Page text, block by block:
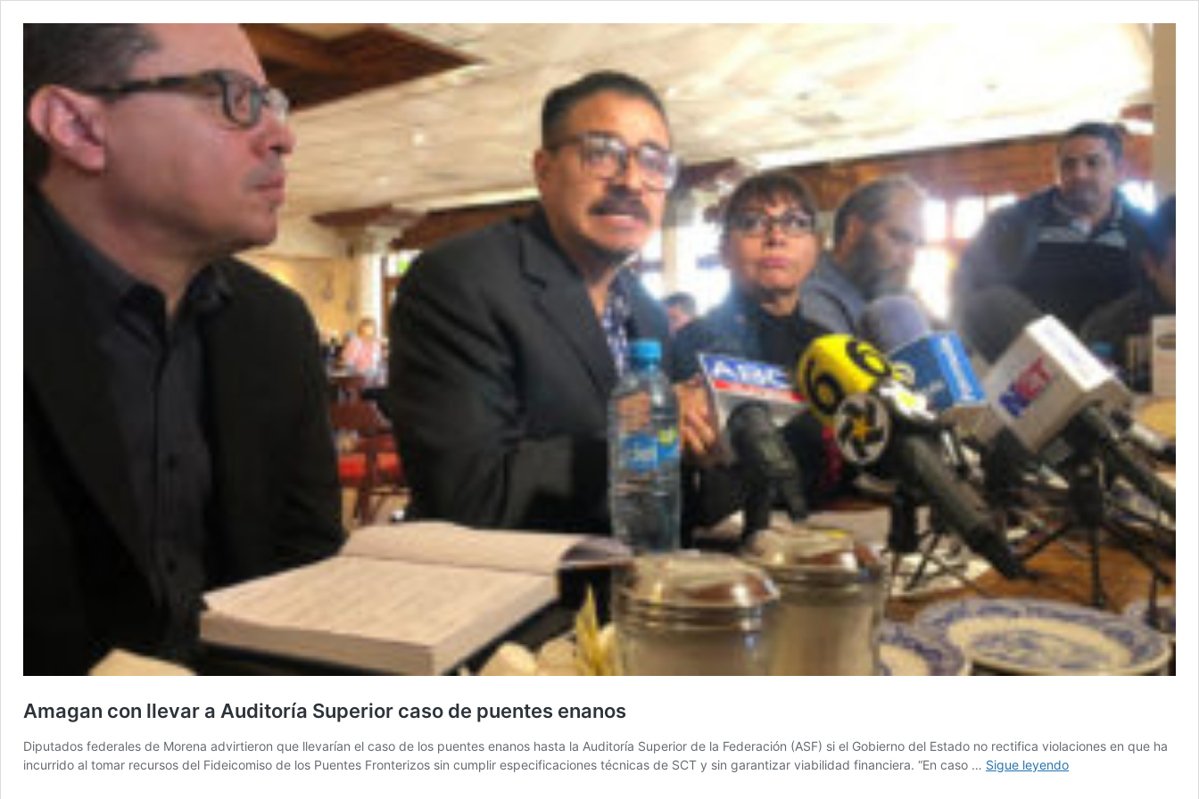
Amagan con llevar a Auditoría Superior caso de puentes enanos
Diputados federales de Morena advirtieron que llevarían el caso de los puentes enanos hasta la Auditoría Superior de la Federación (ASF) si el Gobierno del Estado no rectifica violaciones en que ha
incurrido al tomar recursos del Fideicomiso de los Puentes Fronterizos sin cumplir especificaciones técnicas de SCT y sin garantizar viabilidad financiera. “En caso … Sigue leyendoAmagan